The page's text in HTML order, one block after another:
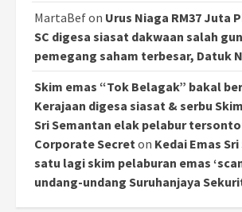
MartaBefon Urus Niaga RM37 Juta
SC digesa siasat dakwaan salah
pemegang saham terbesar, Datuk
Skim emas “Tok Belagak” bakal
Kerajaan digesa siasat & serbu
Sri Semantan elak pelabur
Corporate Secreton Kedai Emas
satu lagi skim pelaburan emas
undang-undang Suruhanjaya